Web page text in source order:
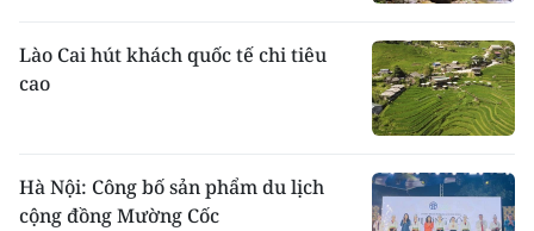
Lào Cai hút khách quốc tế chi tiêu
cao
Hà Nội: Công bố sản phẩm du lịch
cộng đồng Mường Cốc